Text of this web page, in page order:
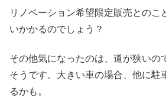
リノベーション希望限定販売とのこ
いかかるのでしょう？
その他気になったのは、道が狭いの
そうです。大きい車の場合、他に駐
るかも。